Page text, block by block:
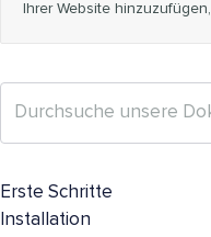
Ihrer Website
Erste Schritte
Installation